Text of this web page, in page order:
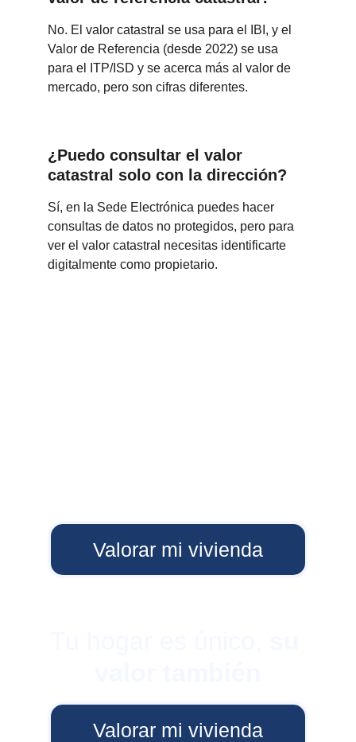
No. El valor catastral se usa para el IBI, y el
Valor de Referencia (desde 2022) se usa
para el ITP/ISD y se acerca más al valor de
mercado, pero son cifras diferentes.
¿Puedo consultar el valor
catastral solo con la dirección?
Sí, en la Sede Electrónica puedes hacer
consultas de datos no protegidos, pero para
ver el valor catastral necesitas identificarte
digitalmente como propietario.
Valorar mi vivienda
Valorar mi vivienda